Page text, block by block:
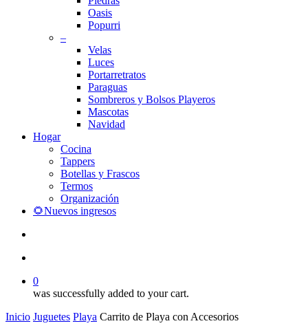
Oasis
Popurri
–
Velas
Luces
Portarretratos
Paraguas
Sombreros y Bolsos Playeros
Mascotas
Navidad
Hogar
Cocina
Tappers
Botellas y Frascos
Termos
Organización
🌻Nuevos ingresos
0
was successfully added to your cart.
Inicio Juguetes Playa Carrito de Playa con Accesorios